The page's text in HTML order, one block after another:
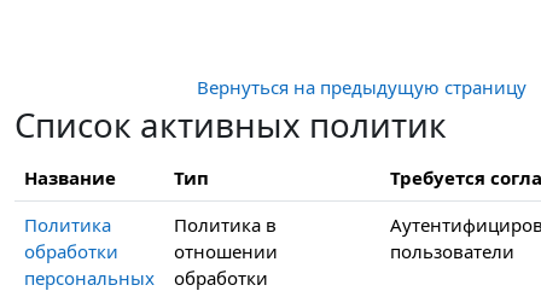
Вернуться на предыдущую страницу
Список активных политик
Название Тип
Требуется
Политика
обработки
персональных
Политика в
отношении
обработки
пользователи